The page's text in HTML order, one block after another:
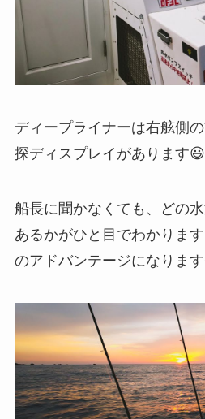
ディープライナーは右舷側
探ディスプレイがあります😃
船長に聞かなくても、どの
あるかがひと目でわかりま
のアドバンテージになりま